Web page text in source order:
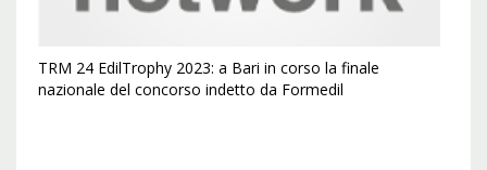
TRM 24 EdilTrophy 2023: a Bari in corso la finale
nazionale del concorso indetto da Formedil